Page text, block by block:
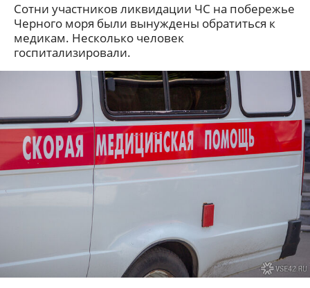
Сотни участников ликвидации ЧС на побережье
Черного моря были вынуждены обратиться к
медикам. Несколько человек
госпитализировали.